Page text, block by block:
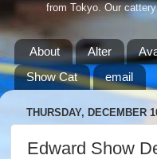
from Tokyo. Our
About Alter
Show Cat
email
THURSDAY, DECEMBER
Edward Show